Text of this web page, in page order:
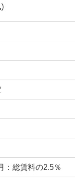
総賃料の2.5％